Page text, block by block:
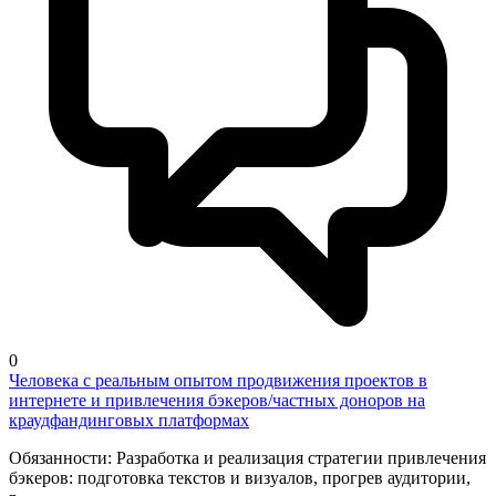
0
Человека с реальным опытом продвижения проектов в
интернете и привлечения бэкеров/частных доноров на
краудфандинговых платформах
Обязанности: Разработка и реализация стратегии привлечения
бэкеров: подготовка текстов и визуалов, прогрев аудитории,